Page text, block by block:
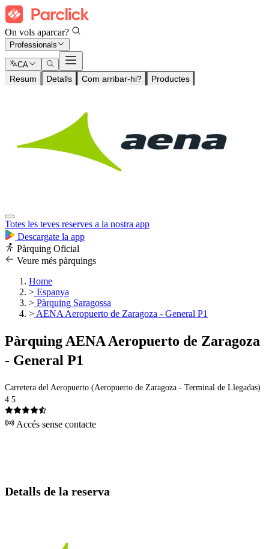
On vols aparcar?
Professionals
CA
Resum Detalls Com arribar-hi? Productes
Totes les teves reserves a la nostra app
Descargate la app
Pàrquing Oficial
Veure més pàrquings
Home
> Espanya
> Pàrquing Saragossa
> AENA Aeropuerto de Zaragoza - General P1
Pàrquing AENA Aeropuerto de Zaragoza
- General P1
Carretera del Aeropuerto (Aeropuerto de Zaragoza - Terminal de Llegadas)
4.5
Accés sense contacte
Detalls de la reserva